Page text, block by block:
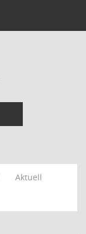
Aktuell